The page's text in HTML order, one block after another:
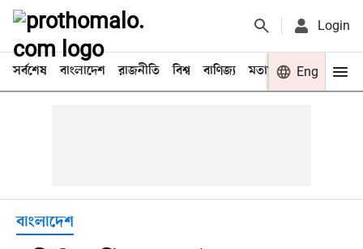
Login
সর্বশেষ বাংলাদেশ রাজনীতি বিশ্ব বাণিজ্য মতামত খেলা
Eng
বাংলাদেশ